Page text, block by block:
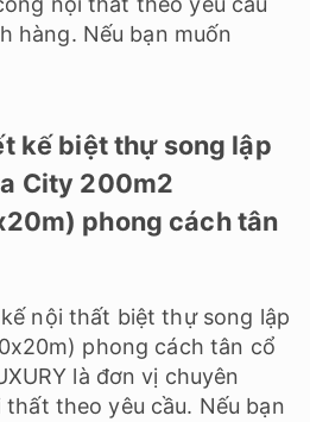
hàng. Nếu bạn muốn
kế biệt thự song lập
City 200m2
phong cách tân
nội thất biệt thự song lập
phong cách tân cổ
là đơn vị chuyên
theo yêu cầu. Nếu bạn